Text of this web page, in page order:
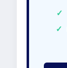
✓
✓